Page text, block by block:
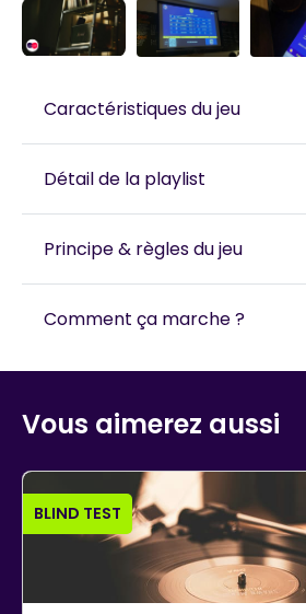
Caractéristiques du jeu
Détail de la playlist
Principe & règles du jeu
Comment ça marche ?
Vous aimerez aussi
BLIND TEST